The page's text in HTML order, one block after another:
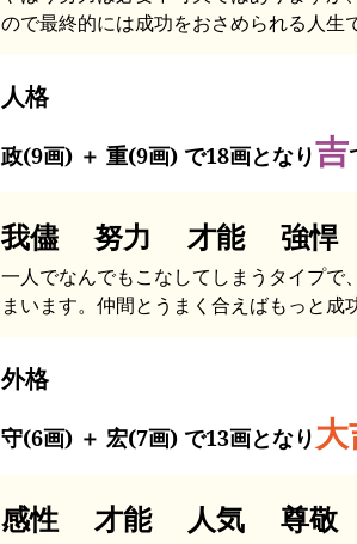
ので最終的には成功をおさめられる人生
人格
政(9画) ＋ 重(9画) で18画となり吉
我儘 努力 才能 強
一人でなんでもこなしてしまうタイプで
まいます。仲間とうまく合えばもっと成
外格
守(6画) ＋ 宏(7画) で13画となり
感性 才能 人気 尊